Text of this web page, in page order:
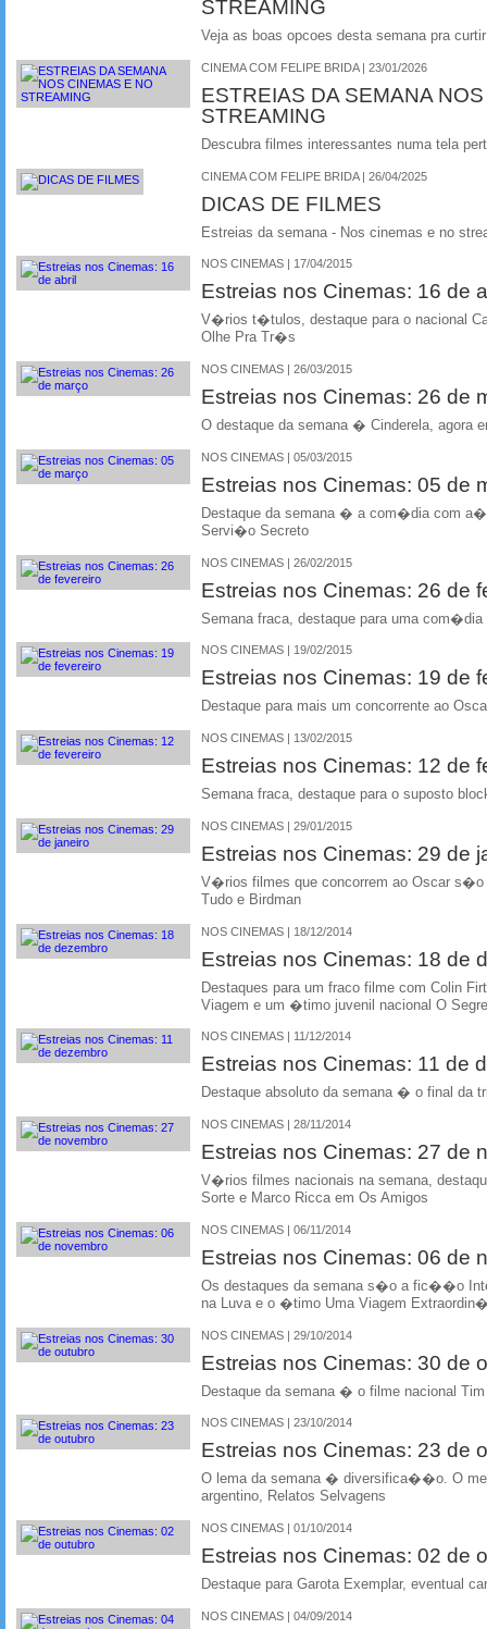
STREAMING
Veja as boas opcoes desta semana pra
CINEMA COM FELIPE BRIDA | 23/01/2026
ESTREIAS DA SEMANA
STREAMING
Descubra filmes interessantes numa tela
CINEMA COM FELIPE BRIDA | 26/04/2025
DICAS DE FILMES
Estreias da semana - Nos cinemas e no
NOS CINEMAS | 17/04/2015
Estreias nos Cinemas: 16 de
V�rios t�tulos, destaque para o nacional
Olhe Pra Tr�s
NOS CINEMAS | 26/03/2015
Estreias nos Cinemas: 26 de
O destaque da semana � Cinderela, agora
NOS CINEMAS | 05/03/2015
Estreias nos Cinemas: 05 de
Destaque da semana � a com�dia com
Servi�o Secreto
NOS CINEMAS | 26/02/2015
Estreias nos Cinemas: 26 de
Semana fraca, destaque para uma com�dia
NOS CINEMAS | 19/02/2015
Estreias nos Cinemas: 19 de
Destaque para mais um concorrente ao
NOS CINEMAS | 13/02/2015
Estreias nos Cinemas: 12 de
Semana fraca, destaque para o suposto
NOS CINEMAS | 29/01/2015
Estreias nos Cinemas: 29 de
V�rios filmes que concorrem ao Oscar s�o
Tudo e Birdman
NOS CINEMAS | 18/12/2014
Estreias nos Cinemas: 18 de
Destaques para um fraco filme com Colin
Viagem e um �timo juvenil nacional O
NOS CINEMAS | 11/12/2014
Estreias nos Cinemas: 11 de
Destaque absoluto da semana � o final da
NOS CINEMAS | 28/11/2014
Estreias nos Cinemas: 27 de
V�rios filmes nacionais na semana,
Sorte e Marco Ricca em Os Amigos
NOS CINEMAS | 06/11/2014
Estreias nos Cinemas: 06 de
Os destaques da semana s�o a fic��o
na Luva e o �timo Uma Viagem
NOS CINEMAS | 29/10/2014
Estreias nos Cinemas: 30 de
Destaque da semana � o filme nacional
NOS CINEMAS | 23/10/2014
Estreias nos Cinemas: 23 de
O lema da semana � diversifica��o. O
argentino, Relatos Selvagens
NOS CINEMAS | 01/10/2014
Estreias nos Cinemas: 02 de
Destaque para Garota Exemplar, eventual
NOS CINEMAS | 04/09/2014